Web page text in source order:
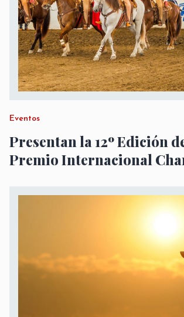
Eventos
Presentan la 12º Edición
Premio Internacional